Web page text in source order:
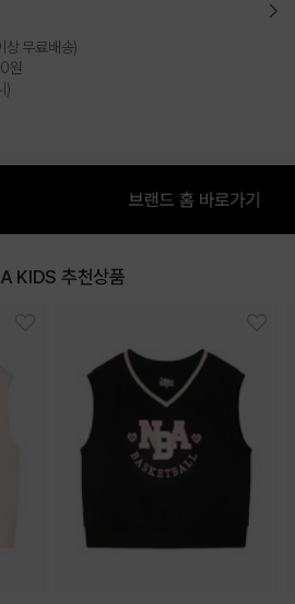
무료배송)
원
)
KIDS 추천상품